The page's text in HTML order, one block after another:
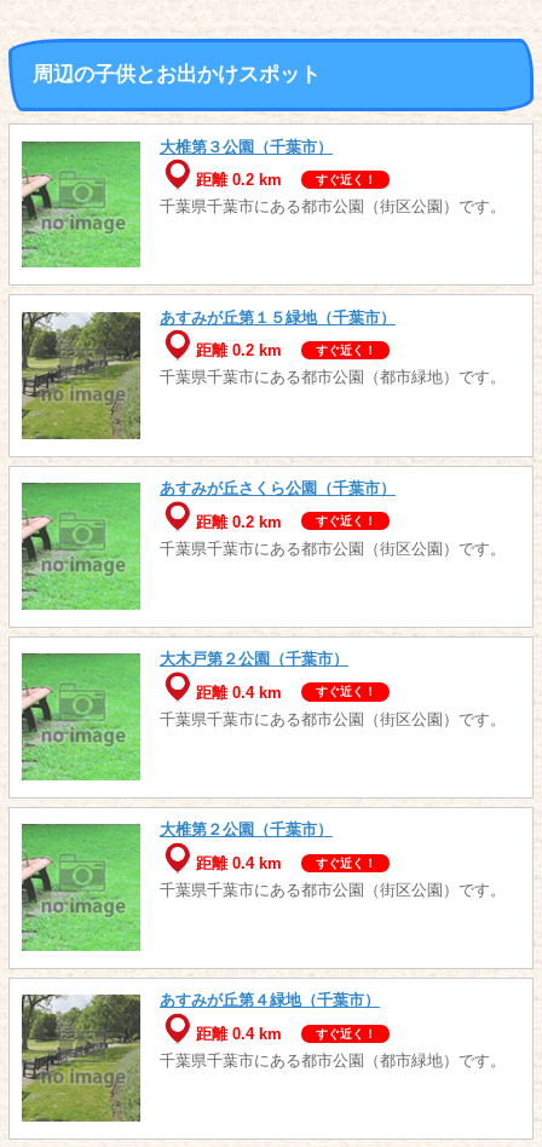
周辺の子供とお出かけスポット
大椎第３公園（千葉市）
距離 0.2 km
すぐ近く！
千葉県千葉市にある都市公園（街区公園）です。
あすみが丘第１５緑地（千葉市）
距離 0.2 km
すぐ近く！
千葉県千葉市にある都市公園（都市緑地）です。
あすみが丘さくら公園（千葉市）
距離 0.2 km
すぐ近く！
千葉県千葉市にある都市公園（街区公園）です。
大木戸第２公園（千葉市）
距離 0.4 km
すぐ近く！
千葉県千葉市にある都市公園（街区公園）です。
大椎第２公園（千葉市）
距離 0.4 km
すぐ近く！
千葉県千葉市にある都市公園（街区公園）です。
あすみが丘第４緑地（千葉市）
距離 0.4 km
すぐ近く！
千葉県千葉市にある都市公園（都市緑地）です。